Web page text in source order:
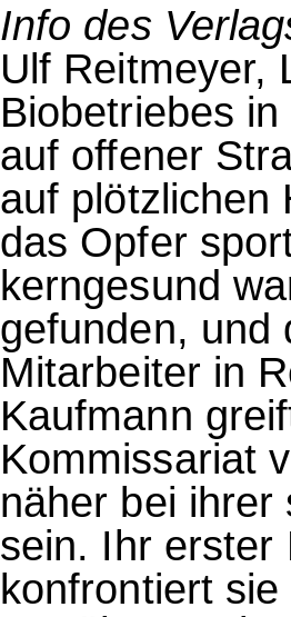
Info des
Ulf Reitmeyer,
Biobetriebes
auf offener
auf plötzlichen
das Opfer
kerngesund
gefunden, und
Mitarbeiter in
Kaufmann
Kommissariat
näher bei ihrer
sein. Ihr erster
konfrontiert